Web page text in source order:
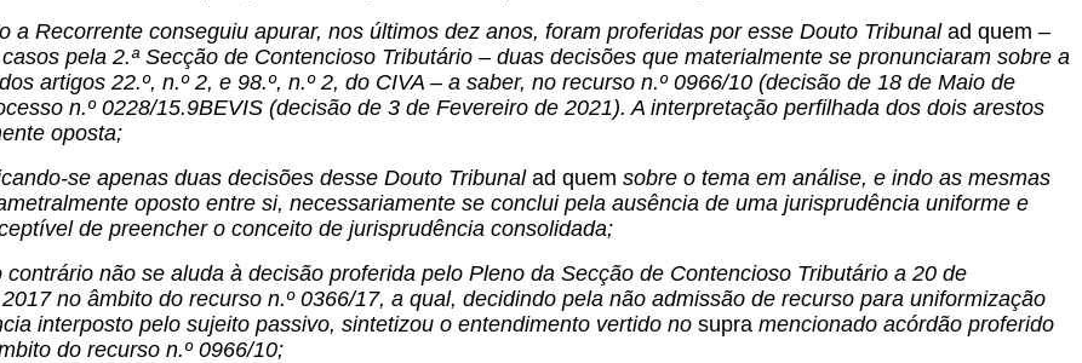
a Recorrente conseguiu apurar, nos últimos dez anos, foram proferidas por esse Douto Tribunal ad quem –
pela 2.ª Secção de Contencioso Tributário – duas decisões que materialmente se pronunciaram sobre a
artigos 22.º, n.º 2, e 98.º, n.º 2, do CIVA – a saber, no recurso n.º 0966/10 (decisão de 18 de Maio de
n.º 0228/15.9BEVIS (decisão de 3 de Fevereiro de 2021). A interpretação perfilhada dos dois arestos
oposta;
se apenas duas decisões desse Douto Tribunal ad quem sobre o tema em análise, e indo as mesmas
oposto entre si, necessariamente se conclui pela ausência de uma jurisprudência uniforme e
de preencher o conceito de jurisprudência consolidada;
contrário não se aluda à decisão proferida pelo Pleno da Secção de Contencioso Tributário a 20 de
no âmbito do recurso n.º 0366/17, a qual, decidindo pela não admissão de recurso para uniformização
interposto pelo sujeito passivo, sintetizou o entendimento vertido no supra mencionado acórdão proferido
do recurso n.º 0966/10;